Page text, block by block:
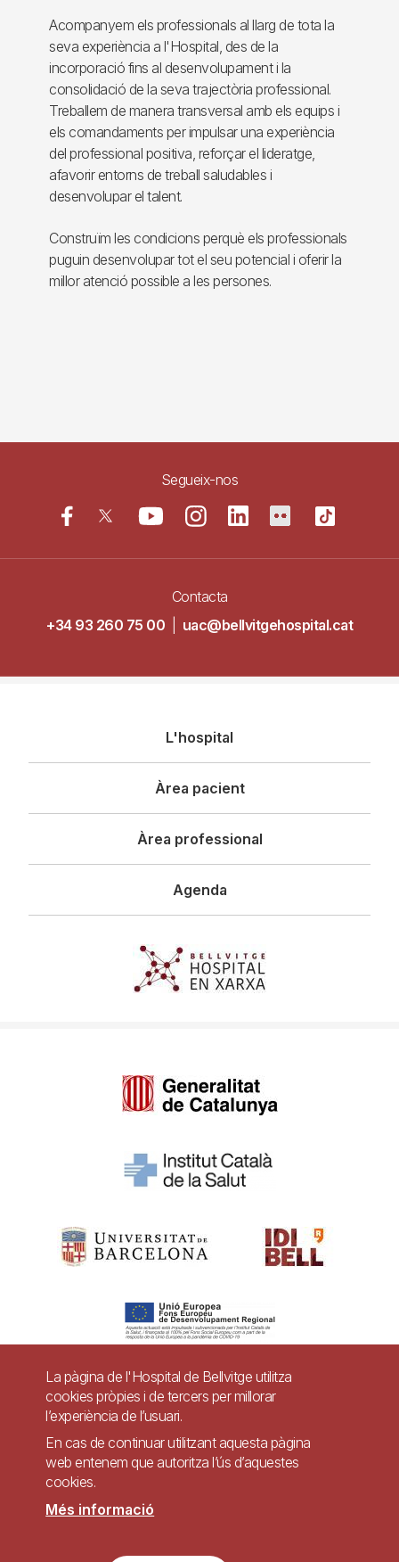
Acompanyem els professionals al llarg de tota la
seva experiència a l'Hospital, des de la
incorporació fins al desenvolupament i la
consolidació de la seva trajectòria professional.
Treballem de manera transversal amb els equips i
els comandaments per impulsar una experiència
del professional positiva, reforçar el lideratge,
afavorir entorns de treball saludables i
desenvolupar el talent.
Construïm les condicions perquè els professionals
puguin desenvolupar tot el seu potencial i oferir la
millor atenció possible a les persones.
Segueix-nos
Contacta
+34 93 260 75 00
uac@bellvitgehospital.cat
principal
L'hospital
Àrea pacient
Àrea professional
Agenda
Pie
página
Contacte
Accessibilitat Avís legal Ajuda
La pàgina de l'Hospital de Bellvitge utilitza
cookies pròpies i de tercers per millorar
l’experiència de l’usuari.
En cas de continuar utilitzant aquesta pàgina
web entenem que autoritza l’ús d’aquestes
cookies.
Més informació